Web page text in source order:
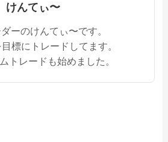
けんてぃ〜
ーのけんてぃ〜です。
標にトレードしてます。
トレードも始めました。